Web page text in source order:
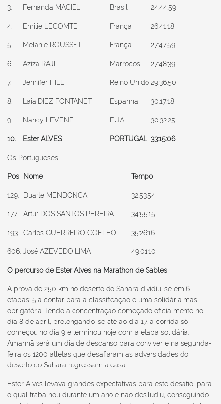
3. Fernanda MACIEL Brasil 24:44:59
4. Emilie LECOMTE França 26:41:18
5. Melanie ROUSSET França 27:47:59
6. Aziza RAJI Marrocos 27:48:39
7. Jennifer HILL Reino Unido 29:36:50
8. Laia DIEZ FONTANET Espanha 30:17:18
9. Nancy LEVENE EUA 30:32:25
10. Ester ALVES PORTUGAL 33:15:06
Os Portugueses
Pos Nome Tempo
129. Duarte MENDONCA 32:53:54
177. Artur DOS SANTOS PEREIRA 34:55:15
193. Carlos GUERREIRO COELHO 35:26:16
606. José AZEVEDO LIMA 49:01:10
O percurso de Ester Alves na Marathon de Sables
A prova de 250 km no deserto do Sahara dividiu-se em 6
etapas: 5 a contar para a classificação e uma solidária mas
obrigatória. Tendo a concentração começado oficialmente no
dia 8 de abril, prolongando-se até ao dia 17, a corrida só
começou no dia 9 e terminou hoje com a etapa solidária.
Amanhã será um dia de descanso para conviver e na segunda-
feira os 1200 atletas que desafiaram as adversidades do
deserto do Sahara regressam a casa.
Ester Alves levava grandes expectativas para este desafio, para
o qual trabalhou durante um ano e não desiludiu, conseguindo